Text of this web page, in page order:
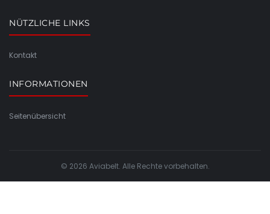
NÜTZLICHE LINKS
Kontakt
INFORMATIONEN
Seitenübersicht
© 2026 Aviabelt. Alle Rechte vorbehalten.